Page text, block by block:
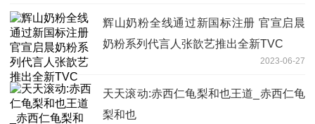
辉山奶粉全线通过新国标注册 官宣启晨
奶粉系列代言人张歆艺推出全新TVC
2023-06-27
天天滚动:赤西仁龟梨和也王道_赤西仁龟
梨和也